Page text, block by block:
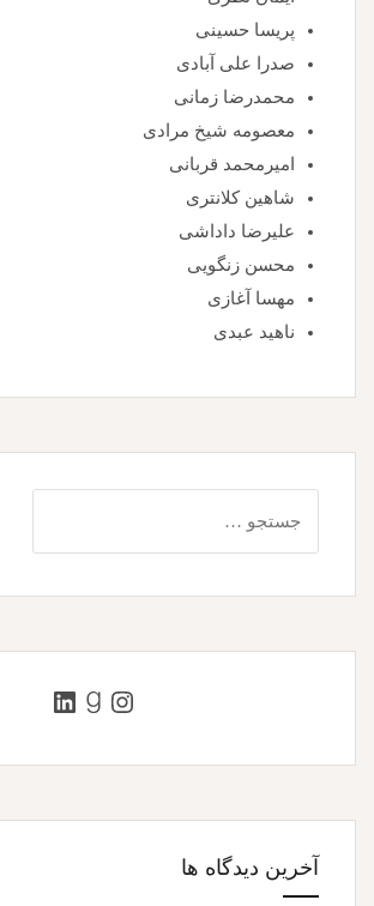
پریسا حسینی
صدرا علی آبادی
محمدرضا زمانی
معصومه شیخ مرادی
امیرمحمد قربانی
شاهین کلانتری
علیرضا داداشی
محسن زنگویی
مهسا آغازی
ناهید عبدی
برای:
اینستاگرم
گودریدز
لینکداین
آخرین دیدگاه ها